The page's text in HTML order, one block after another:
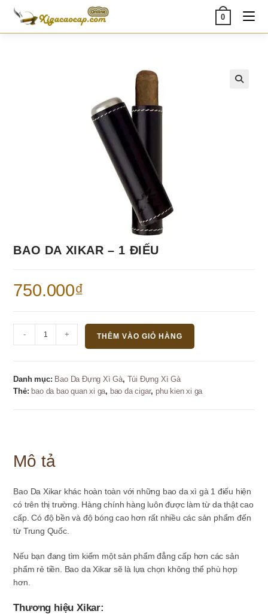
Skip
content
0
BAO DA XIKAR – 1 ĐIẾU
750.000₫
Da
1
Điếu
- + THÊM VÀO GIỎ HÀNG
Danh mục: Bao Da Đựng Xì Gà, Túi Đựng Xì Gà
Thẻ: bao da bao quan xi ga, bao da cigar, phu kien xi ga
Mô tả
Bao Da Xikar khác hoàn toàn với những bao da xì gà 1 điếu hiện
có trên thị trường. Hàng chính hàng luôn được làm từ da thật cao
cấp. Có độ bền và độ bóng cao hơn rất nhiều các sản phẩm đến
từ Trung Quốc.
Nếu bạn đang tìm kiếm một sản phẩm đẳng cấp hơn các sản
phẩm rẻ tiền. Bao da Xikar sẽ là lựa chọn không thể phù hợp
hơn.
Thương hiệu Xikar: